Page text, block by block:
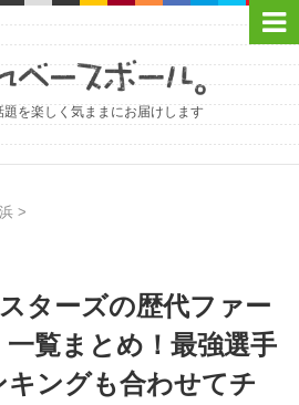
を楽しく気ままにお届けします
>
ターズの歴代ファー
覧まとめ！最強選手
キングも合わせてチ